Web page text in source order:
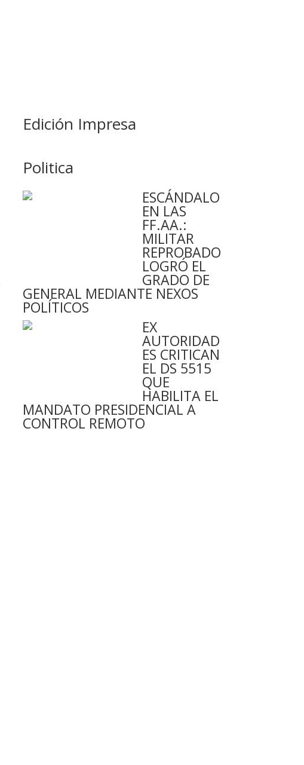
Edición Impresa
Politica
ESCÁNDALO
EN LAS
FF.AA.:
MILITAR
REPROBADO
LOGRÓ EL
GRADO DE
GENERAL MEDIANTE NEXOS
POLÍTICOS
EX
AUTORIDAD
ES CRITICAN
EL DS 5515
QUE
HABILITA EL
MANDATO PRESIDENCIAL A
CONTROL REMOTO